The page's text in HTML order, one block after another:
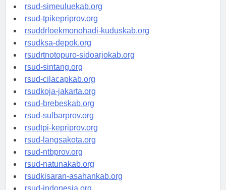
rsud-tanjungpinangkota.org
rsud-simeuluekab.org
rsud-tpikepriprov.org
rsuddrloekmonohadi-kuduskab.org
rsudksa-depok.org
rsudrtnotopuro-sidoarjokab.org
rsud-sintang.org
rsud-cilacapkab.org
rsudkoja-jakarta.org
rsud-brebeskab.org
rsud-sulbarprov.org
rsudtpi-kepriprov.org
rsud-langsakota.org
rsud-ntbprov.org
rsud-natunakab.org
rsudkisaran-asahankab.org